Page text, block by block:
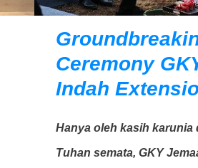
Ceremony
Indah
Hanya oleh kasih karunia
Tuhan semata, GKY